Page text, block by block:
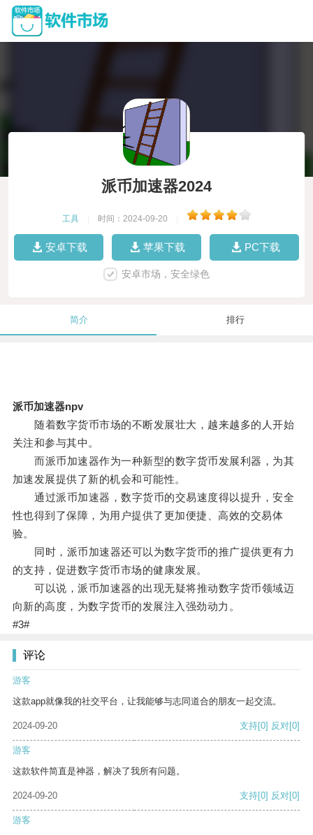
派币加速器2024
工具 时间：2024-09-20
安卓下载 苹果下载 PC下载
安卓市场，安全绿色
简介 排行
派币加速器npv
随着数字货币市场的不断发展壮大，越来越多的人开始
关注和参与其中。
而派币加速器作为一种新型的数字货币发展利器，为其
加速发展提供了新的机会和可能性。
通过派币加速器，数字货币的交易速度得以提升，安全
性也得到了保障，为用户提供了更加便捷、高效的交易体
验。
同时，派币加速器还可以为数字货币的推广提供更有力
的支持，促进数字货币市场的健康发展。
可以说，派币加速器的出现无疑将推动数字货币领域迈
向新的高度，为数字货币的发展注入强劲动力。
#3#
评论
游客
这款app就像我的社交平台，让我能够与志同道合的朋友一起交流。
2024-09-20 支持[0] 反对[0]
游客
这款软件简直是神器，解决了我所有问题。
2024-09-20 支持[0] 反对[0]
游客